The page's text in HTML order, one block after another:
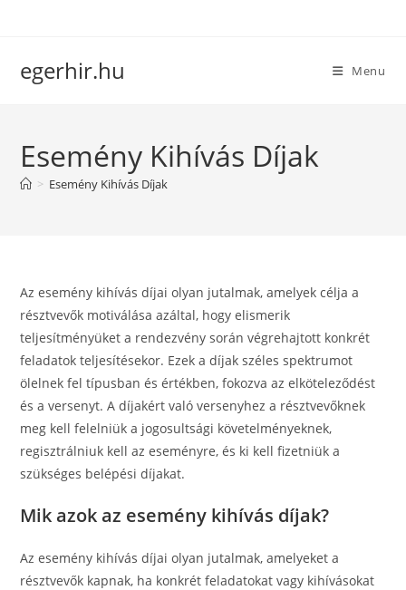
egerhir.hu Menu
Esemény Kihívás Díjak
> Esemény Kihívás Díjak
Az esemény kihívás díjai olyan jutalmak, amelyek célja a
résztvevők motiválása azáltal, hogy elismerik
teljesítményüket a rendezvény során végrehajtott konkrét
feladatok teljesítésekor. Ezek a díjak széles spektrumot
ölelnek fel típusban és értékben, fokozva az elköteleződést
és a versenyt. A díjakért való versenyhez a résztvevőknek
meg kell felelniük a jogosultsági követelményeknek,
regisztrálniuk kell az eseményre, és ki kell fizetniük a
szükséges belépési díjakat.
Mik azok az esemény kihívás díjak?
Az esemény kihívás díjai olyan jutalmak, amelyeket a
résztvevők kapnak, ha konkrét feladatokat vagy kihívásokat